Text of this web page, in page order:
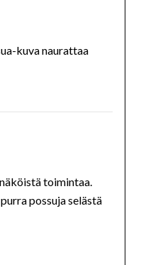
kuva naurattaa
toimintaa.
possuja selästä